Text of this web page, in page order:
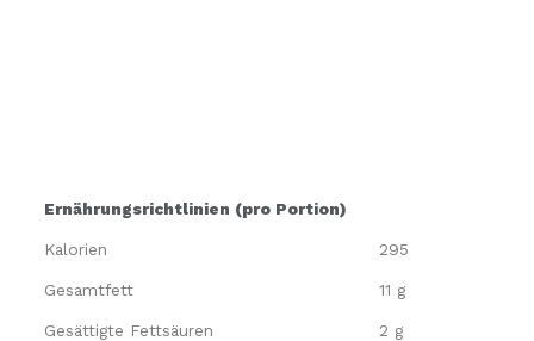
Ernährungsrichtlinien (pro Portion)
Kalorien 295
Gesamtfett 11 g
Gesättigte Fettsäuren 2 g